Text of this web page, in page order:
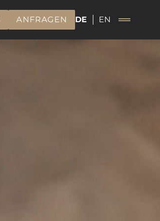
ANFRAGEN DE EN